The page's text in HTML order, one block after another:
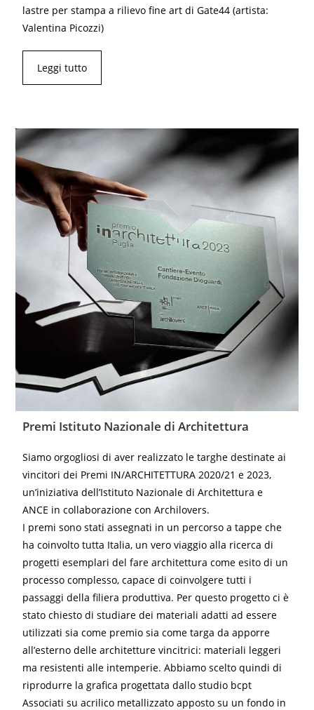
lastre per stampa a rilievo fine art di Gate44 (artista:
Valentina Picozzi)
Leggi tutto
Premi Istituto Nazionale di Architettura
Siamo orgogliosi di aver realizzato le targhe destinate ai
vincitori dei Premi IN/ARCHITETTURA 2020/21 e 2023,
un’iniziativa dell’Istituto Nazionale di Architettura e
ANCE in collaborazione con Archilovers.
I premi sono stati assegnati in un percorso a tappe che
ha coinvolto tutta Italia, un vero viaggio alla ricerca di
progetti esemplari del fare architettura come esito di un
processo complesso, capace di coinvolgere tutti i
passaggi della filiera produttiva. Per questo progetto ci è
stato chiesto di studiare dei materiali adatti ad essere
utilizzati sia come premio sia come targa da apporre
all’esterno delle architetture vincitrici: materiali leggeri
ma resistenti alle intemperie. Abbiamo scelto quindi di
riprodurre la grafica progettata dallo studio bcpt
Associati su acrilico metallizzato apposto su un fondo in